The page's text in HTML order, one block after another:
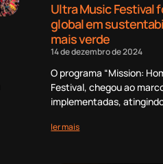
Ultra Music Festival
global em
mais verde
14 de dezembro de 2024
O programa “Mission:
Festival, chegou ao
implementadas,
ler mais